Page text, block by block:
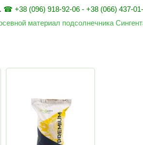
☎ +38 (096) 918-92-06 - +38 (066) 437-
материал подсолнечника